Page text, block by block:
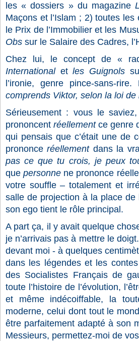
les « dossiers » du magazine
Maçons et l’Islam ; 2) toutes les
le Prix de l’Immobilier et les
Obs sur le Salaire des Cadres,
Chez lui, le concept de «
Internationaletles Guignols
l’ironie, genre pince-sans-
comprends Viktor, selon la loi de
Sérieusement : vous le
prononcent réellementce genre
qui pensais que c’était une de
prononceréellementdans la
pas ce que tu crois, je peux
quepersonne ne prononce
votre souffle – totalement et
salle de projection à la place
son ego tient le rôle principal.
A part ça, il y avait quelque
je n’arrivais pas à mettre le
devant moi - à quelques
dans les légendes et les
des Socialistes Français de
toute l’histoire de l’évolution,
et même indécoiffable, la
moderne, celui dont tout le
être parfaitement adapté à son
Messieurs, permettez-moi de